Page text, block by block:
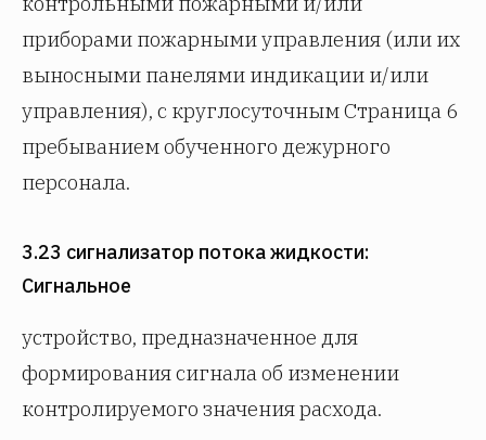
приборами пожарными управления (или их
выносными панелями индикации и/или
управления), с круглосуточным Страница 6
пребыванием обученного дежурного
персонала.
3.23 сигнализатор потока жидкости:
Сигнальное
устройство, предназначенное для
формирования сигнала об изменении
контролируемого значения расхода.